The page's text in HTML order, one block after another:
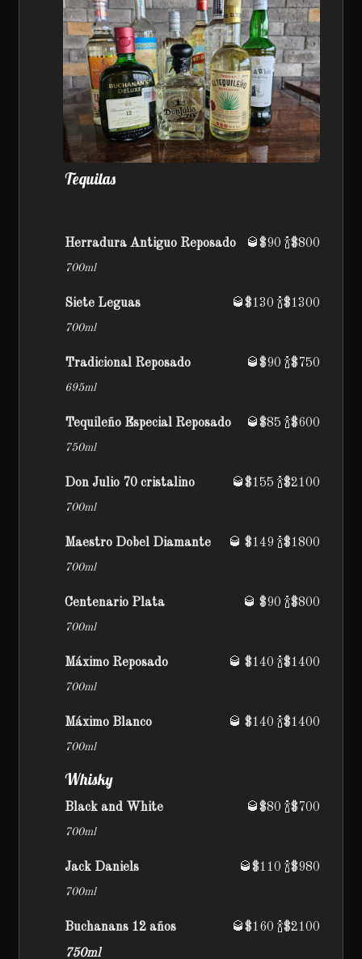
Tequilas
Herradura Antiguo Reposado 🥃$90 🍾$800
700ml
Siete Leguas 🥃$130 🍾$1300
700ml
Tradicional Reposado 🥃$90 🍾$750
695ml
Tequileño Especial Reposado 🥃$85 🍾$600
750ml
Don Julio 70 cristalino 🥃$155 🍾$2100
700ml
Maestro Dobel Diamante 🥃 $149 🍾$1800
700ml
Centenario Plata 🥃 $90 🍾$800
700ml
Máximo Reposado 🥃 $140 🍾$1400
700ml
Máximo Blanco 🥃 $140 🍾$1400
700ml
Whisky
Black and White 🥃$80 🍾$700
700ml
Jack Daniels 🥃$110 🍾$980
700ml
Buchanans 12 años
🥃$160 🍾$2100
750ml